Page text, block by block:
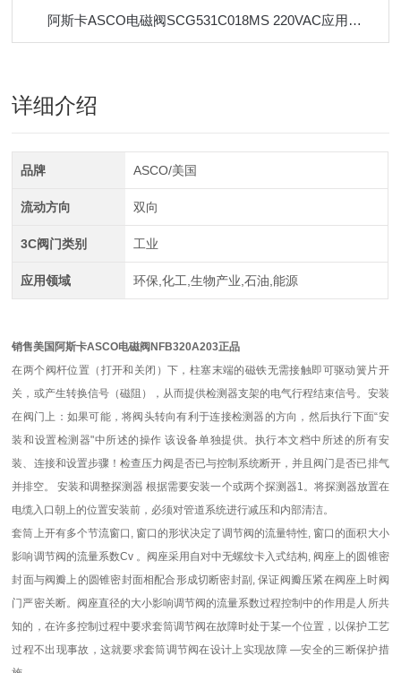
阿斯卡ASCO电磁阀SCG531C018MS 220VAC应用与安装
详细介绍
品牌 ASCO/美国
流动方向 双向
3C阀门类别 工业
应用领域 环保,化工,生物产业,石油,能源
销售美国阿斯卡ASCO电磁阀NFB320A203正品
在两个阀杆位置（打开和关闭）下，柱塞末端的磁铁无需接触即可驱动簧片开
关，或产生转换信号（磁阻），从而提供检测器支架的电气行程结束信号。安装
在阀门上：如果可能，将阀头转向有利于连接检测器的方向，然后执行下面“安
装和设置检测器"中所述的操作 该设备单独提供。执行本文档中所述的所有安
装、连接和设置步骤！检查压力阀是否已与控制系统断开，并且阀门是否已排气
并排空。 安装和调整探测器 根据需要安装一个或两个探测器1。将探测器放置在
电缆入口朝上的位置安装前，必须对管道系统进行减压和内部清洁。
套筒上开有多个节流窗口, 窗口的形状决定了调节阀的流量特性, 窗口的面积大小
影响调节阀的流量系数Cv 。阀座采用自对中无螺纹卡入式结构, 阀座上的圆锥密
封面与阀瓣上的圆锥密封面相配合形成切断密封副, 保证阀瓣压紧在阀座上时阀
门严密关断。阀座直径的大小影响调节阀的流量系数过程控制中的作用是人所共
知的，在许多控制过程中要求套筒调节阀在故障时处于某一个位置，以保护工艺
过程不出现事故，这就要求套筒调节阀在设计上实现故障 —安全的三断保护措